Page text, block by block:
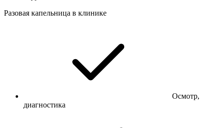
Разовая капельница в клинике
Осмотр,
диагностика